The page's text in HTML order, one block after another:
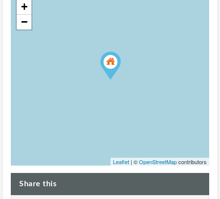
+
−
Leaflet | ©OpenStreetMapcontributors
Share this